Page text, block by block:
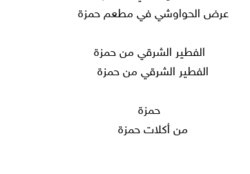
عرض الحواوشي في مطعم حمزة
الفطير الشرقي من حمزة
من أكلات حمزة